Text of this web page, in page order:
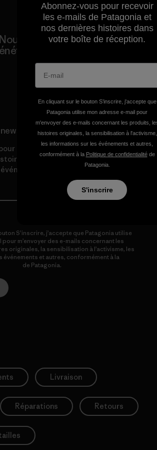
Nous reversons nos
à la planète.
Lire notre engagement
newsletter
recevoir des actualités sur nos
uniques, des informations sur
et bien plus encore.
S’inscrire, j’accepte que Patagonia utilise
pour m’envoyer des e-mails concernant les
originales, la sensibilisation à l’activisme, les
événements et autres, conformément à la
de Patagonia.
Livraison
Réparations Retours
Abonnez-vous pour recevoir
les e-mails de Patagonia et
nos dernières histoires dans
votre boîte de réception.
En cliquant sur le bouton S’inscrire, j'accepte que
Patagonia utilise mon adresse e-mail pour
m'envoyer des e-mails concernant les produits,
histoires originales, la sensibilisation à l'activisme,
les informations sur les événements et autres,
conformément à la Politique de confidentialitéde
Patagonia.
S'inscrire